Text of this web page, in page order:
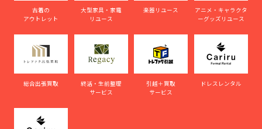
古着の
アウトレット
大型家具・家電
リユース
楽器リユース
アニメ・キャラクタ
ーグッズリユース
総合出張買取
終活・生前整理
サービス
引越＋買取
サービス
ドレスレンタル